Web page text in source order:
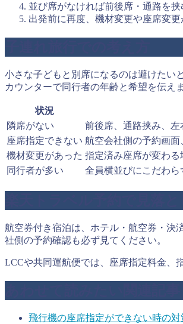
並び席がなければ前後席・通路を
出発前に再度、機材変更や座席変
小さな子どもと別席になるのは避けたい
カウンターで同行者の年齢と希望を伝え
状況
隣席がない
前後席、通路挟み、
座席指定できない 航空会社側の予約画
機材変更があった 指定済み座席が変わ
同行者が多い
全員横並びにこだわら
航空券付き宿泊は、ホテル・航空券・決
社側の予約確認も必ず見てください。
LCCや共同運航便では、座席指定料金、
飛行機の座席指定ができない時の対